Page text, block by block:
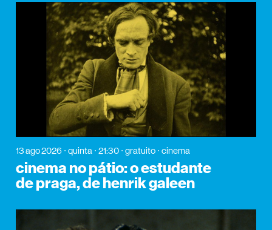
13 ago 2026 quinta 21:30 gratuito cinema
cinema no pátio: o estudante
de praga, de henrik galeen